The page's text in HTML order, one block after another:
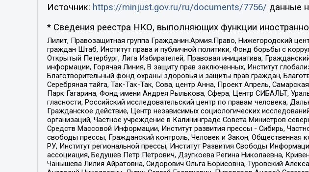
Источник: https://minjust.gov.ru/ru/documents/7756/ данные
* Сведения реестра НКО, выполняющих функции
Лилит, Правозащитная группа Гражданин.Армия.Право, Нижегородский
граждан Штаб, Институт права и публичной политики, Фонд борьбы с
Открытый Петербург, Лига Избирателей, Правовая инициатива,
информации, Горячая Линия, В защиту прав заключенных, Институт
Благотворительный фонд охраны здоровья и защиты прав граждан,
Серебряная тайга, Так-Так-Так, Сова, центр Анна, Проект Апрель,
Парк Гагарина, Фонд имени Андрея Рылькова, Сфера, Центр СИБАЛЬТ,
гласности, Российский исследовательский центр по правам человека,
Гражданское действие, Центр независимых социологических
организаций, Частное учреждение в Калининграде Совета Министров
Средств Массовой Информации, Институт развития прессы - Сибирь,
свободы прессы, Гражданский контроль, Человек и Закон,
РУ, Институт региональной прессы, Институт Развития Свободы
ассоциация, Бедушев Петр Петрович, Дзугкоева Регина Николаевна,
Чанышева Лилия Айратовна, Сидорович Ольга Борисовна, Туровский